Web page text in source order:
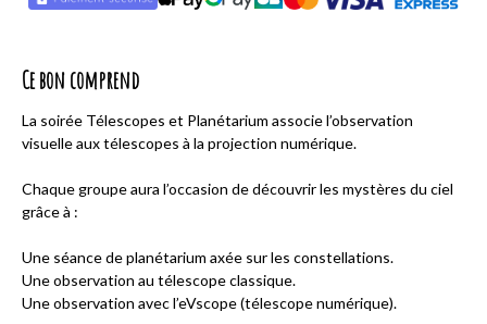
Ce bon comprend
La soirée Télescopes et Planétarium associe l’observation
visuelle aux télescopes à la projection numérique.
Chaque groupe aura l’occasion de découvrir les mystères du ciel
grâce à :
Une séance de planétarium axée sur les constellations.
Une observation au télescope classique.
Une observation avec l’eVscope (télescope numérique).